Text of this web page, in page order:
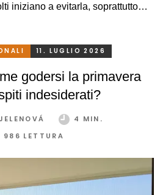
iniziano a evitarla, soprattutto
però. Eppure basta davvero poco.
la vostra veranda in tutta
stagione e senza limitazioni.
11. LUGLIO 2026
godersi la primavera
indesiderati?
4 MIN.
986 LETTURA